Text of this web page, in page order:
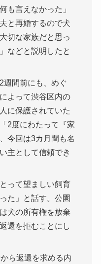
も言えなかった」
と再婚するので犬
切な家族だと思っ
などと説明したと
週間前にも、めぐ
よって渋谷区内の
に保護されていた
2度にわたって『家
今回は3カ月間も名
主として信頼でき
って望ましい飼育
た」と話す。公園
犬の所有権を放棄
還を拒むことにし
ら返還を求める内